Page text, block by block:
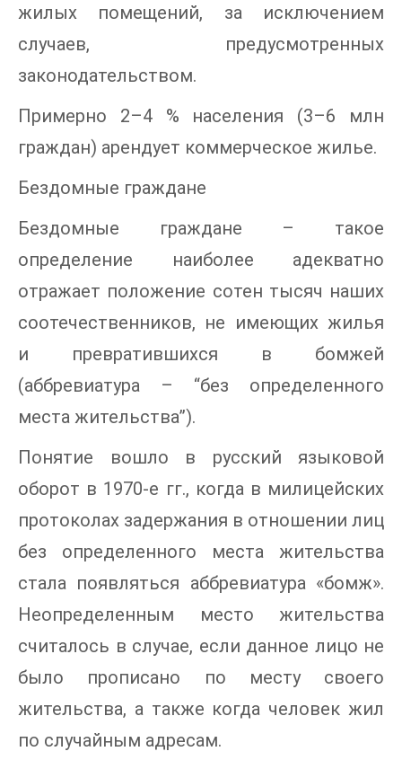
жилых помещений, за исключением
случаев, предусмотренных
законодательством.
Примерно 2–4 % населения (3–6 млн
граждан) арендует коммерческое жилье.
Бездомные граждане
Бездомные граждане – такое
определение наиболее адекватно
отражает положение сотен тысяч наших
соотечественников, не имеющих жилья
и превратившихся в бомжей
(аббревиатура – “без определенного
места жительства”).
Понятие вошло в русский языковой
оборот в 1970-е гг., когда в милицейских
протоколах задержания в отношении лиц
без определенного места жительства
стала появляться аббревиатура «бомж».
Неопределенным место жительства
считалось в случае, если данное лицо не
было прописано по месту своего
жительства, а также когда человек жил
по случайным адресам.